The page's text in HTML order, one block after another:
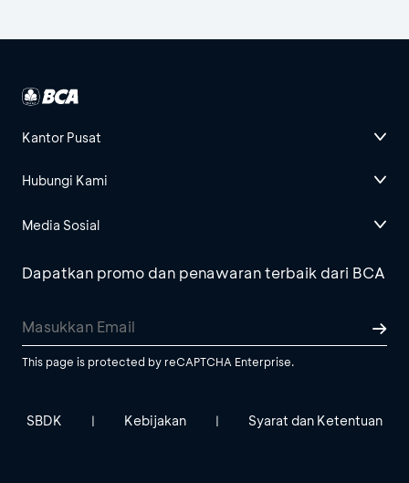
Kantor Pusat
Hubungi Kami
Media Sosial
Dapatkan promo dan penawaran terbaik dari BCA
This page is protected by reCAPTCHA Enterprise.
SBDK | Kebijakan | Syarat dan Ketentuan